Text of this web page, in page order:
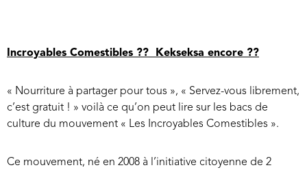
Incroyables Comestibles ?? Kekseksa encore ??
« Nourriture à partager pour tous », « Servez-vous librement,
c’est gratuit ! » voilà ce qu’on peut lire sur les bacs de
culture du mouvement « Les Incroyables Comestibles ».
Ce mouvement, né en 2008 à l’initiative citoyenne de 2